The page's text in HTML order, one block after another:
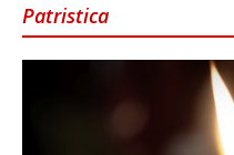
Patristica